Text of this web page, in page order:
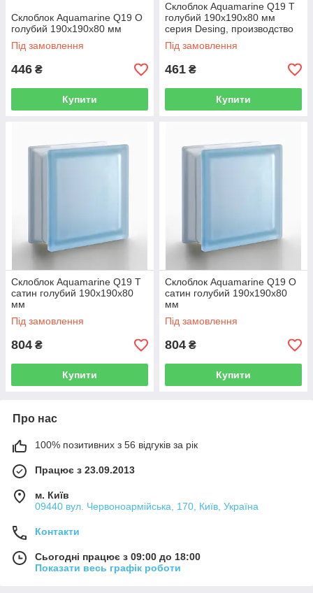
Склоблок Aquamarine Q19 O
голубий 190х190х80 мм
Під замовлення
446 ₴
Купити
Склоблок Aquamarine Q19 Т
голубий 190х190х80 мм
серия Desing, производство
Seves Group
Під замовлення
461 ₴
Купити
Склоблок Aquamarine Q19 Т
сатин голубий 190х190х80
мм
Під замовлення
804 ₴
Купити
Склоблок Aquamarine Q19 О
сатин голубий 190х190х80
мм
Під замовлення
804 ₴
Купити
Про нас
100% позитивних з 56 відгуків за рік
Працює з 23.09.2013
м. Київ
09440 вул. Червоноармійська, 170, Київ, Україна
Контакти
Сьогодні працює з 09:00 до 18:00
Показати весь графік роботи